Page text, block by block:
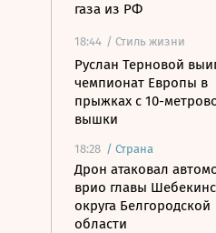
газа из РФ
18:44 / Стиль жизни
Руслан Терновой
чемпионат Европы в
прыжках с 10-
вышки
18:28 / Страна
Дрон атаковал
врио главы
округа Белгородской
области